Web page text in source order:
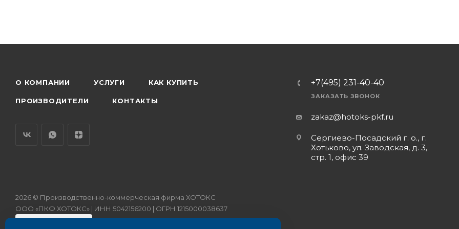
О КОМПАНИИ УСЛУГИ КАК КУПИТЬ
ПРОИЗВОДИТЕЛИ КОНТАКТЫ
+7(495) 231-40-40
ЗАКАЗАТЬ ЗВОНОК
zakaz@hotoks-pkf.ru
Сергиево-Посадский г. о., г.
Хотьково, ул. Заводская, д. 3,
стр. 1, офис 39
2026 © Производственно-коммерческая фирма ХОТОКС
ООО «ПКФ ХОТОКС» | ИНН 5042156200 | ОГРН 1215000038637